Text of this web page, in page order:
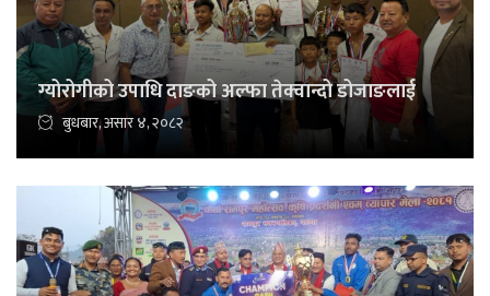
ग्योरोगीको उपाधि दाङको अल्फा तेक्वान्दो डोजाङलाई
बुधबार, असार ४, २०८२